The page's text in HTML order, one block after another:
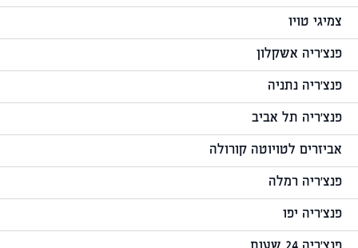
צמיגי טויו
פנצ'ריה אשקלון
פנצ'ריה נתניה
פנצ'ריה תל אביב
אביזרים לטויוטה קורולה
פנצ'ריה רמלה
פנצ'ריה יפו